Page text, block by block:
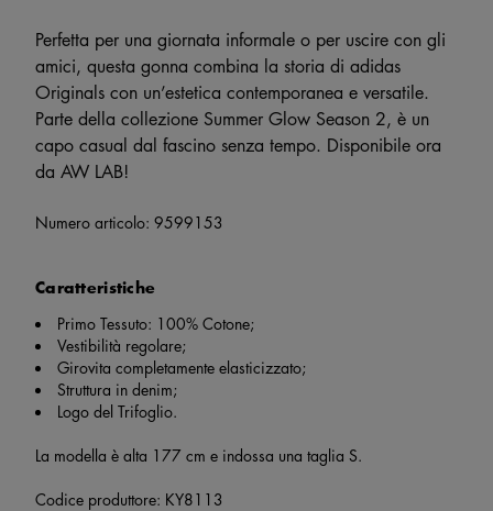
Perfetta per una giornata informale o per uscire con gli
amici, questa gonna combina la storia di adidas
Originals con un’estetica contemporanea e versatile.
Parte della collezione Summer Glow Season 2, è un
capo casual dal fascino senza tempo. Disponibile ora
da AW LAB!
Numero articolo: 9599153
Caratteristiche
Primo Tessuto: 100% Cotone;
Vestibilità regolare;
Girovita completamente elasticizzato;
Struttura in denim;
Logo del Trifoglio.
La modella è alta 177 cm e indossa una taglia S.
Codice produttore: KY8113